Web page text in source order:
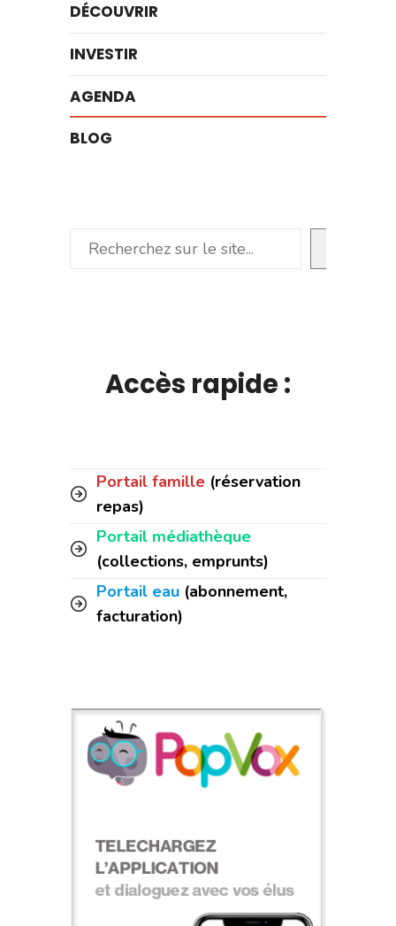
DÉCOUVRIR
INVESTIR
AGENDA
BLOG
Rechercher
Accès rapide :
Portail famille (réservation
repas)
Portail médiathèque
(collections, emprunts)
Portail eau (abonnement,
facturation)